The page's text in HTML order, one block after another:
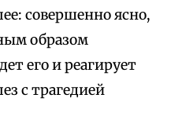
совершенно ясно,
образом
его и реагирует
с трагедией